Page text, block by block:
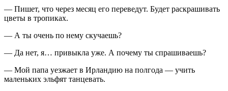
— Пишет, что через месяц его переведут. Будет раскрашивать
цветы в тропиках.
— А ты очень по нему скучаешь?
— Да нет, я… привыкла уже. А почему ты спрашиваешь?
— Мой папа уезжает в Ирландию на полгода — учить
маленьких эльфят танцевать.